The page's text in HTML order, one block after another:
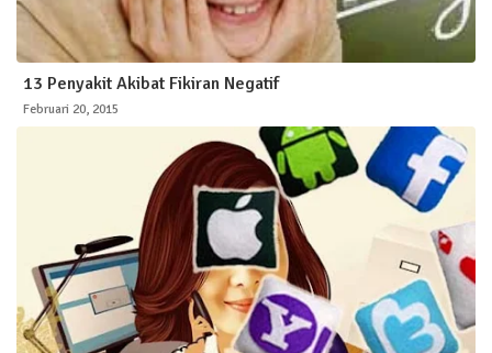
13 Penyakit Akibat Fikiran Negatif
Februari 20, 2015